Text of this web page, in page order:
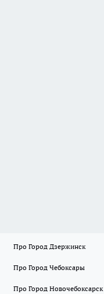
Про Город Дзержинск
Про Город Чебоксары
Про Город Новочебоксарск